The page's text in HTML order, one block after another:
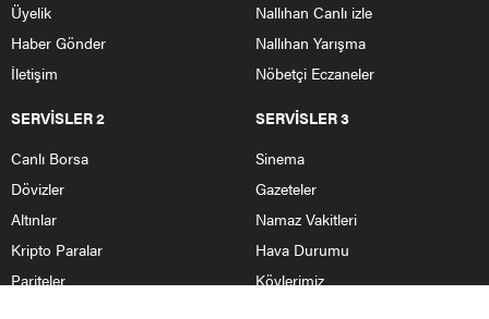
Üyelik
Haber Gönder
İletişim
Nallıhan Canlı izle
Nallıhan Yarışma
Nöbetçi Eczaneler
SERVİSLER 2
Canlı Borsa
Dövizler
Altınlar
Kripto Paralar
Pariteler
SERVİSLER 3
Sinema
Gazeteler
Namaz Vakitleri
Hava Durumu
Köylerimiz